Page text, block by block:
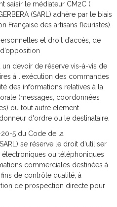
saisir le médiateur CM2C (
(SARL) adhère par le biais
Française des artisans fleuristes).
et droit d’accès, de
un devoir de réserve vis-à-vis de
à l'exécution des commandes
des informations relatives à la
(messages, coordonnées
ou tout autre élément
d'ordre ou le destinataire.
20-5 du Code de la
se réserve le droit d‘utiliser
ou téléphoniques
commerciales destinées à
de contrôle qualité, à
de prospection directe pour